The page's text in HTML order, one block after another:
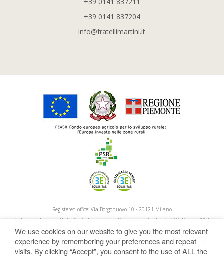
+39 0141 837204
info@fratellimartini.it
Registered office: Via Borgonuovo 10 - 20121 Milano
Cellars In: Cossano Belbo (Cn) - Loc.San Bovo Via statale 26 - Tel: +39 0141 837211 /
Gavi (Al) - Loc. Lomellina 2 / Neive (Cn) - C.so Giolitti 51
n. Companies Register Cn / Cod.Fisc. / VAT Number: 00164810046 - Fully paid-up
share capital: 12.977.056,61 - S.U. - REA: MI 1955533 - pec:
We use cookies on our website to give you the most relevant
experience by remembering your preferences and repeat
visits. By clicking “Accept”, you consent to the use of ALL the